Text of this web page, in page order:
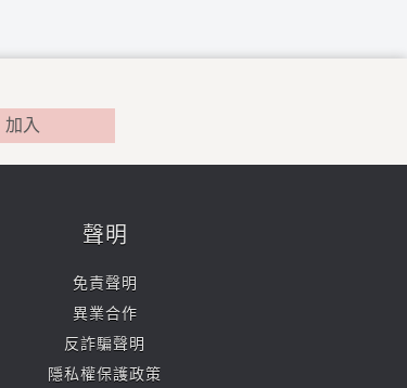
加入
聲明
免責聲明
異業合作
反詐騙聲明
隱私權保護政策